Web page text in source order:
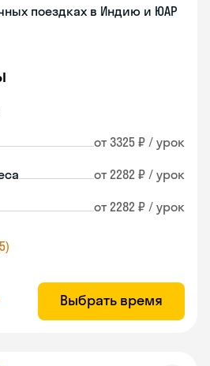
поездках в Индию и ЮАР
от 3325 ₽ / урок
от 2282 ₽ / урок
от 2282 ₽ / урок
Выбрать время